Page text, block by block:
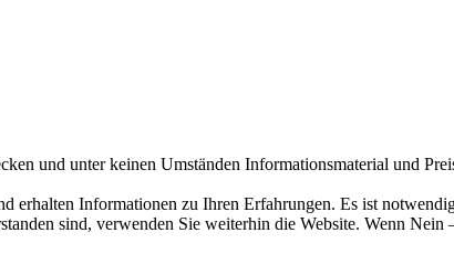
und unter keinen Umständen Informationsmaterial und
erhalten Informationen zu Ihren Erfahrungen. Es ist
sind, verwenden Sie weiterhin die Website. Wenn